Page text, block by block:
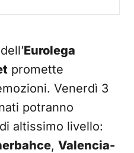
Eurolega
promette
Venerdì 3
potranno
altissimo livello:
, Valencia-